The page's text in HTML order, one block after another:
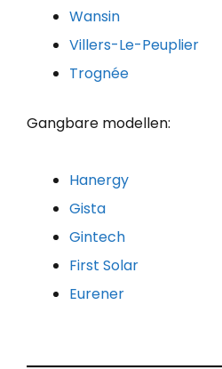
Wansin
Villers-Le-Peuplier
Trognée
Gangbare modellen:
Hanergy
Gista
Gintech
First Solar
Eurener